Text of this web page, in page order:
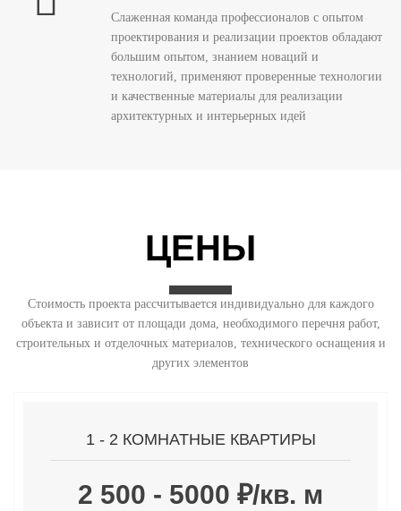
Слаженная команда профессионалов с опытом
проектирования и реализации проектов обладают
большим опытом, знанием новаций и
технологий, применяют проверенные технологии
и качественные материалы для реализации
архитектурных и интерьерных идей
ЦЕНЫ
Стоимость проекта рассчитывается индивидуально для каждого
объекта и зависит от площади дома, необходимого перечня работ,
строительных и отделочных материалов, технического оснащения и
других элементов
1 - 2 КОМНАТНЫЕ КВАРТИРЫ
2 500 - 5000 ₽/кв. м